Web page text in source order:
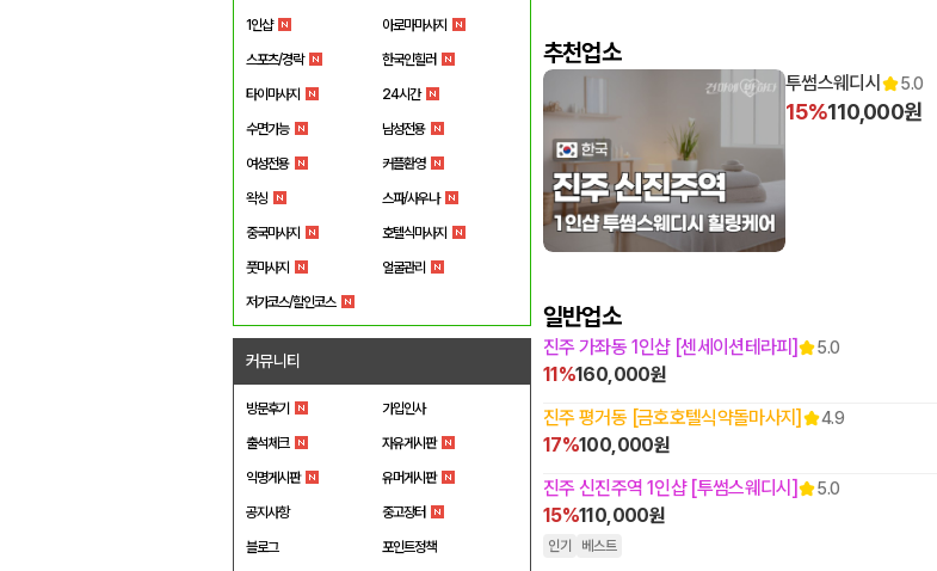
1인샵 아로마마사지
스포츠/경락 한국인힐러
타이마사지 24시간
수면가능 남성전용
여성전용 커플환영
왁싱 스파/사우나
중국마사지 호텔식마사지
풋마사지 얼굴관리
저가코스/할인코스
커뮤니티
방문후기 가입인사
출석체크 자유게시판
익명게시판 유머게시판
공지사항 중고장터
블로그 포인트정책
추천업소
투썸스웨디시 5.0
15%110,000원
일반업소
진주 가좌동 1인샵 [센세이션테라피] 5.0
11%160,000원
진주 평거동 [금호호텔식약돌마사지]
4.9
17%100,000원
진주 신진주역 1인샵 [투썸스웨디시]
5.0
15%110,000원
인기 베스트